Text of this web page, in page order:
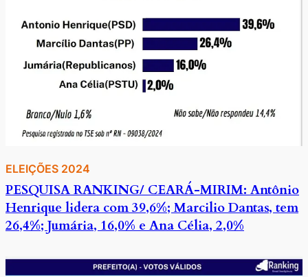
ELEIÇÕES 2024
PESQUISA RANKING/ CEARÁ-MIRIM: Antônio
Henrique lidera com 39,6%; Marcilio Dantas, tem
26,4%; Jumária, 16,0% e Ana Célia, 2,0%